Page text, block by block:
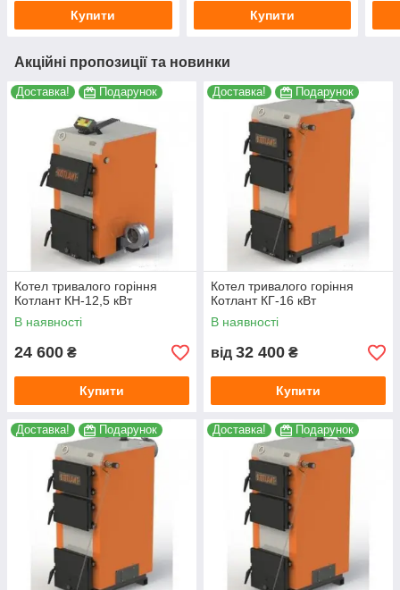
Купити Купити
Акційні пропозиції та новинки
Доставка! Подарунок
Котел тривалого горіння
Котлант КН-12,5 кВт
В наявності
24 600 ₴
Купити
Доставка! Подарунок
Котел тривалого горіння
Котлант КГ-16 кВт
В наявності
від 32 400 ₴
Купити
Доставка! Подарунок Доставка! Подарунок